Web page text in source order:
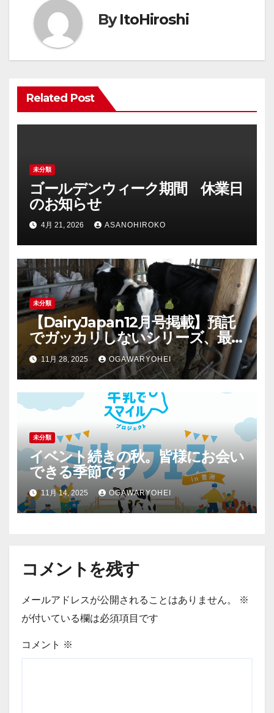
ゲ
ー
シ
ョ
ン
ByItoHiroshi
Related Post
未分類
ゴールデンウィーク期間 休業日
のお知らせ
4月 21, 2026 ASANOHIROKO
未分類
【DairyJapan12月号掲載】預託
でガッカリしないシリーズ、最
終回！
11月 28, 2025 OGAWARYOHEI
未分類
イベント続きの秋。皆様にお会い
できる季節です
11月 14, 2025 OGAWARYOHEI
コメントを残す
メールアドレスが公開されることはありません。
※
が付いている欄は必須項目です
コメント ※